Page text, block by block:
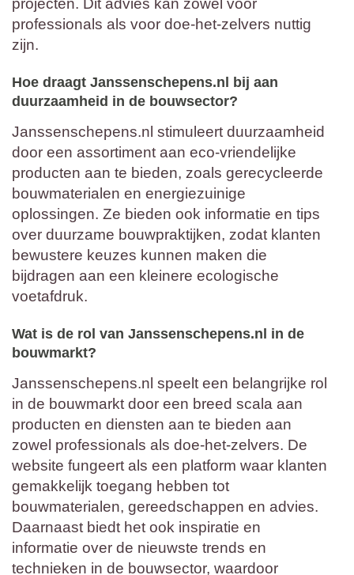
projecten. Dit advies kan zowel voor
professionals als voor doe-het-zelvers nuttig
zijn.
Hoe draagt Janssenschepens.nl bij aan
duurzaamheid in de bouwsector?
Janssenschepens.nl stimuleert duurzaamheid
door een assortiment aan eco-vriendelijke
producten aan te bieden, zoals gerecycleerde
bouwmaterialen en energiezuinige
oplossingen. Ze bieden ook informatie en tips
over duurzame bouwpraktijken, zodat klanten
bewustere keuzes kunnen maken die
bijdragen aan een kleinere ecologische
voetafdruk.
Wat is de rol van Janssenschepens.nl in de
bouwmarkt?
Janssenschepens.nl speelt een belangrijke rol
in de bouwmarkt door een breed scala aan
producten en diensten aan te bieden aan
zowel professionals als doe-het-zelvers. De
website fungeert als een platform waar klanten
gemakkelijk toegang hebben tot
bouwmaterialen, gereedschappen en advies.
Daarnaast biedt het ook inspiratie en
informatie over de nieuwste trends en
technieken in de bouwsector, waardoor